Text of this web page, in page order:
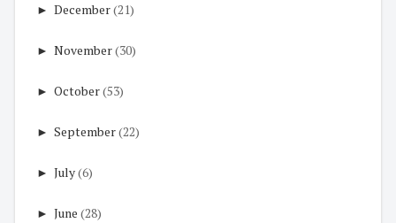
► December(21)
► November(30)
► October(53)
► September(22)
► July(6)
► June (28)